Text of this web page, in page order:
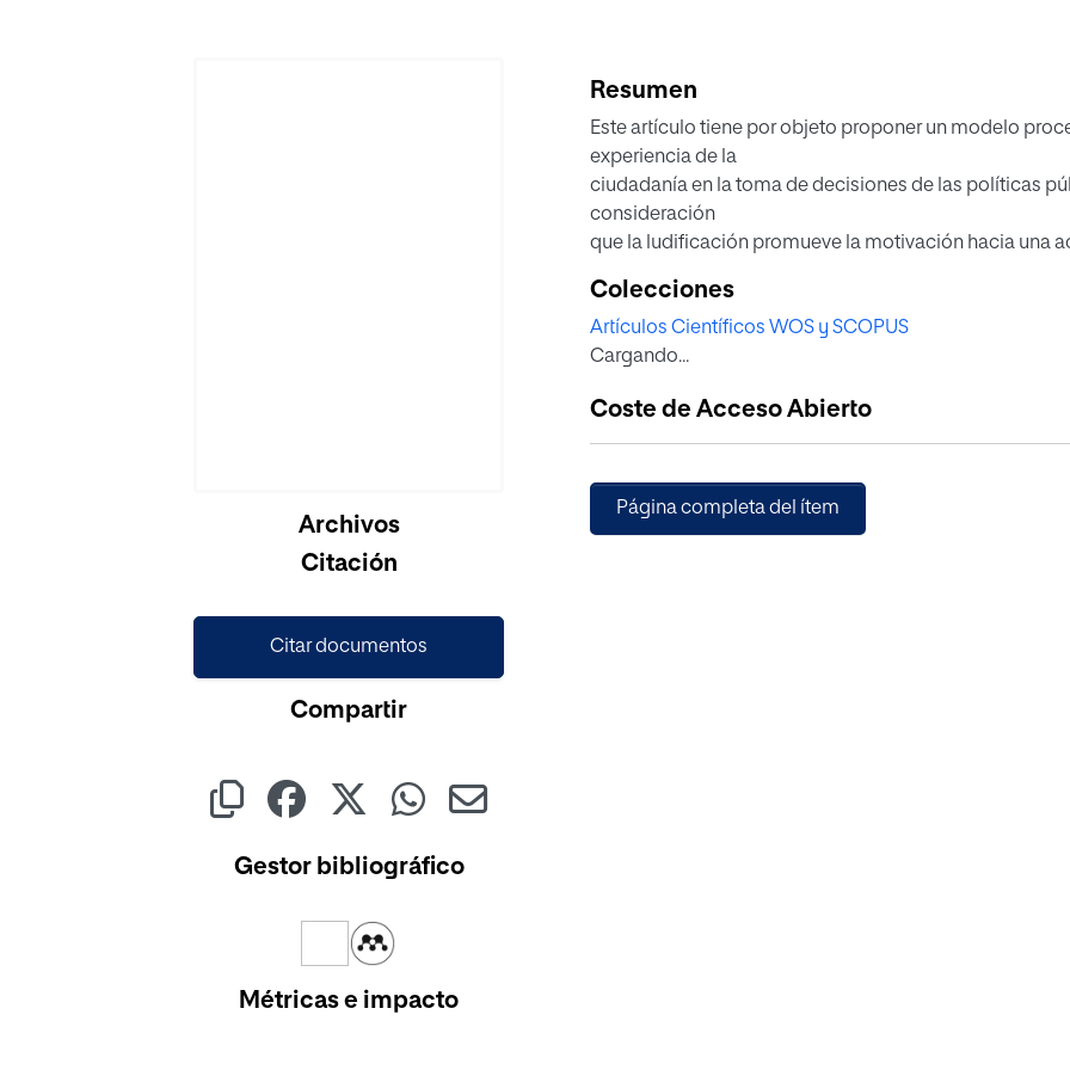
Archivos
Citación
Citar documentos
Compartir
Gestor bibliográfico
Métricas e impacto
Resumen
Este artículo tiene por objeto proponer un modelo
experiencia de la
ciudadanía en la toma de decisiones de las políticas
consideración
que la ludificación promueve la motivación hacia una
específico. En este caso, se encamina su aplicación
la toma de
decisiones. Para ello se contrastan tres modelos de
civil en tres roles diferentes: auditor, pasivo y activo. Al
de fiabilidad
parte de los
expertos respecto a la ludificación, Como conclusión,
Colecciones
Artículos Científicos WOS y SCOPUS
Cargando...
Coste de Acceso Abierto
Página completa del ítem